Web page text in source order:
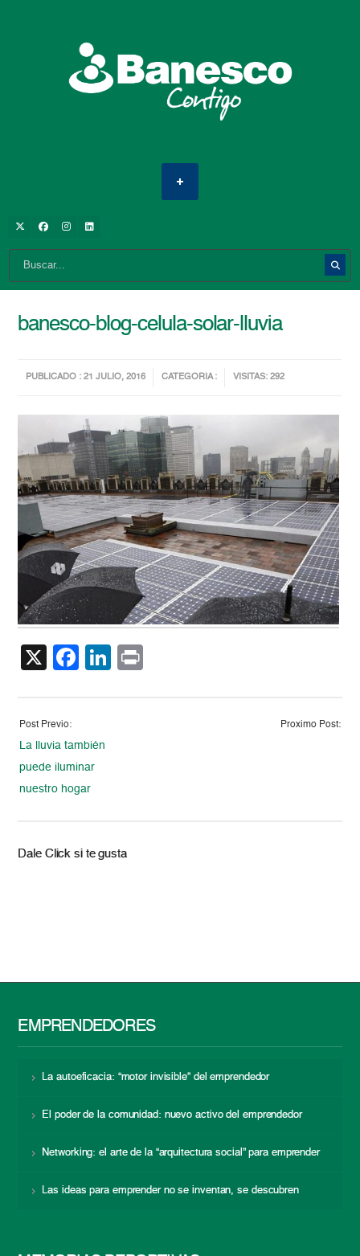
banesco-blog-celula-solar-lluvia
PUBLICADO : 21 JULIO, 2016 CATEGORIA : VISITAS: 292
X Facebook
LinkedIn
Post Previo:
La lluvia también
puede iluminar
nuestro hogar
Proximo Post:
Dale Click si te gusta
EMPRENDEDORES
La autoeficacia: “motor invisible” del emprendedor
El poder de la comunidad: nuevo activo del emprendedor
Networking: el arte de la “arquitectura social” para emprender
Las ideas para emprender no se inventan, se descubren